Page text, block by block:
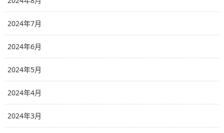
2024年7月
2024年6月
2024年5月
2024年4月
2024年3月